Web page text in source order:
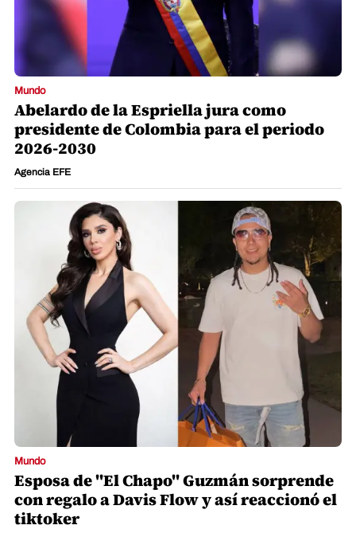
Mundo
Abelardo de la Espriella jura como
presidente de Colombia para el periodo
2026-2030
Agencia EFE
Mundo
Esposa de "El Chapo" Guzmán sorprende
con regalo a Davis Flow y así reaccionó el
tiktoker